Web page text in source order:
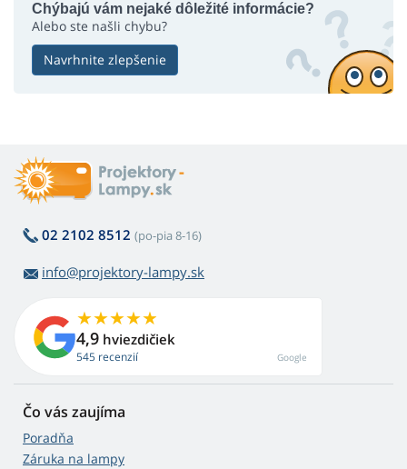
Chýbajú vám nejaké dôležité informácie?
Alebo ste našli chybu?
Navrhnite zlepšenie
02 2102 8512 (po-pia 8-16)
info@projektory-lampy.sk
4,9 hviezdičiek
545 recenzií Google
Čo vás zaujíma
Poradňa
Záruka na lampy